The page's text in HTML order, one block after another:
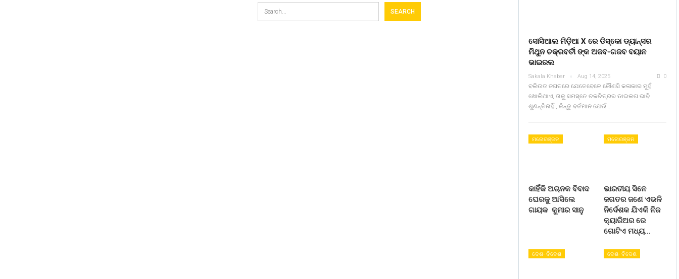
ସୋସିଆଲ ମିଡ଼ିଆ X ରେ ଡିସ୍କୋ ଡ୍ୟାନ୍ସର
ମିଥୁନ ଚକ୍ରବର୍ତୀ ଙ୍କ ଅଜବ-ଗଜବ ବୟାନ
ଭାଇରଲ
Sakala Khabar Aug 14, 2025 0
ବଲିଉଡ ଜଗତରେ ଯେତେବେଳେ କୌଣସି କଳାକାର ମୁହଁ
ଖୋଲିଥାଏ, ତାକୁ ସମସ୍ତେ ଚଳଚିତ୍ରର ଡାଇଲଗ ଭାବି
ଶୁଣନ୍ତିନାହିଁ , କିନ୍ତୁ ବର୍ତମାନ ଯେଉଁ…
ମନୋରଞ୍ଜନ
କାହିଁକି ଅଚାନକ ବିବାଦ
ଘେରକୁ ଆସିଲେ
ଗାୟକ କୁମାର ସାନୁ
ମନୋରଞ୍ଜନ
ଭାରତୀୟ ସିନେ
ଜଗତର ଜଣେ ଏଭଳି
ନିର୍ଦେଶକ ଯିଏକି ନିଜ
କ୍ୟାରିଅର ରେ
ଗୋଟିଏ ମଧ୍ୟ…
ଦେଶ- ବିଦେଶ ଦେଶ- ବିଦେଶ